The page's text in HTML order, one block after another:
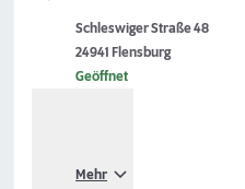
Schleswiger Straße 48
24941 Flensburg
Geöffnet
Mehr